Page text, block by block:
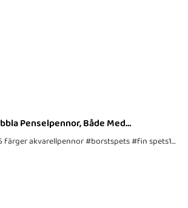
Penselpennor, Både Med
Spets
färger akvarellpennor#borstspets#fin spets1
D4236